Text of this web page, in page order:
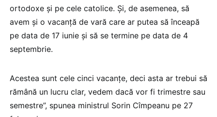
ortodoxe și pe cele catolice. Și, de asemenea, să
avem și o vacanță de vară care ar putea să înceapă
pe data de 17 iunie și să se termine pe data de 4
septembrie.
Acestea sunt cele cinci vacanțe, deci asta ar trebui să
rămână un lucru clar, vedem dacă vor fi trimestre sau
semestre”, spunea ministrul Sorin Cîmpeanu pe 27